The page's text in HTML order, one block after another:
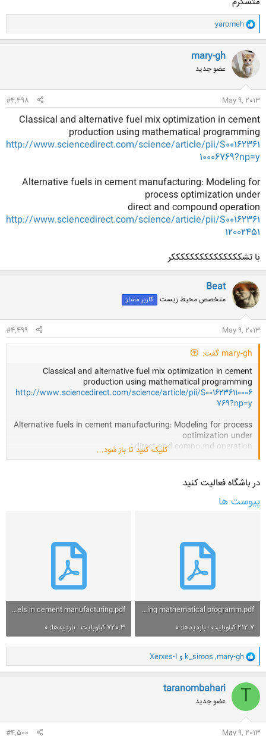
و
ا
ک
ن
ش
ه
ا
yaromeh
mary-gh
عضو جدید
May 9, 2013
#4,498
Classical and alternative fuel mix optimization in cement
production using mathematical programming
http://www.sciencedirect.com/science/article/pii/S00162361
10006769?np=y
Alternative fuels in cement manufacturing: Modeling for
process optimization under
direct and compound operation
http://www.sciencedirect.com/science/article/pii/S00162361
12002451
با تشکککککککککککککککر
Beat
متخصص محیط زیست کاربر ممتاز
May 9, 2013
#4,499
mary-gh گفت:
Classical and alternative fuel mix optimization in cement
production using mathematical programming
http://www.sciencedirect.com/science/article/pii/S0016236110006
769?np=y
Alternative fuels in cement manufacturing: Modeling for process
optimization under
direct and compound operation
http://www.sciencedirect.com/science/article/pii/S0016236112002
با تشکککککککککککککککر
کلیک کنید تا باز شود...
در باشگاه فعالیت کنید
پیوست ها
Classical and alternative fuel mix optimization in cement production using mathematical programm.pdf
212.7 کیلوبایت · بازدیدها: 0
Alternative fuels in cement manufacturing.pdf
720.3 کیلوبایت · بازدیدها: 0
و
ا
ک
ن
ش
ا
mary-gh
,
k_siroos و Xerxes-I
T
taranombahari
عضو جدید
May 9, 2013
#4,500